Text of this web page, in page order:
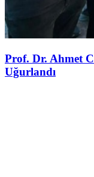
Prof. Dr. Ahmet
Uğurlandı